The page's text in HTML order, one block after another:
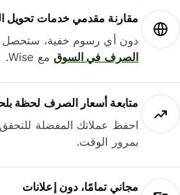
مقارنة مقدمي خدمات تحويل
دون أي رسوم خفية، ستحصل
الصرف في السوق مع Wise.
متابعة أسعار الصرف لحظة
احفظ عملاتك المفضلة
بمرور الوقت.
مجاني تمامًا، دون إعلانات